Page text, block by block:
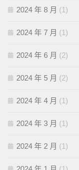
2024 年 8 月 (1)
2024 年 7 月 (1)
2024 年 6 月 (2)
2024 年 5 月 (2)
2024 年 4 月 (1)
2024 年 3 月 (1)
2024 年 2 月 (1)